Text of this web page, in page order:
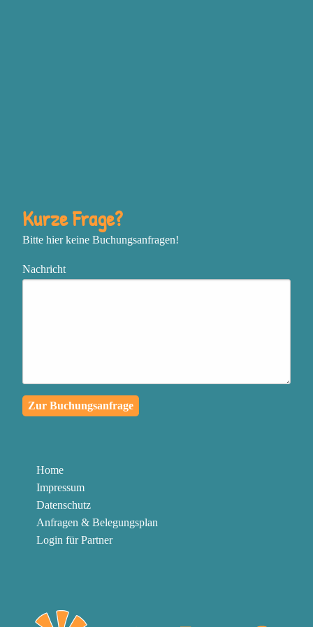
chaotischen Umfeld
Menschen in deinem
Umfeld zu verwandeln
zu kommunizieren
Kurze Frage?
Bitte hier keine Buchungsanfragen!
Nachricht
Zur Buchungsanfrage
Home
Impressum
Datenschutz
Anfragen & Belegungsplan
Login für Partner